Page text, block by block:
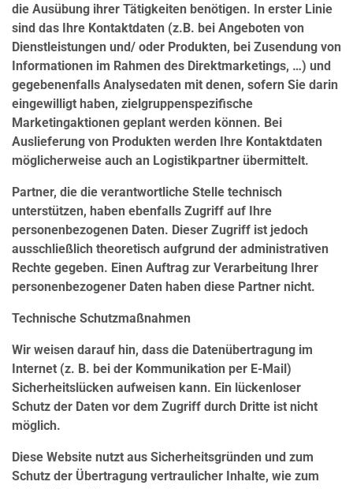
die Ausübung ihrer Tätigkeiten benötigen. In erster Linie
sind das Ihre Kontaktdaten (z.B. bei Angeboten von
Dienstleistungen und/ oder Produkten, bei Zusendung von
Informationen im Rahmen des Direktmarketings, …) und
gegebenenfalls Analysedaten mit denen, sofern Sie darin
eingewilligt haben, zielgruppenspezifische
Marketingaktionen geplant werden können. Bei
Auslieferung von Produkten werden Ihre Kontaktdaten
möglicherweise auch an Logistikpartner übermittelt.
Partner, die die verantwortliche Stelle technisch
unterstützen, haben ebenfalls Zugriff auf Ihre
personenbezogenen Daten. Dieser Zugriff ist jedoch
ausschließlich theoretisch aufgrund der administrativen
Rechte gegeben. Einen Auftrag zur Verarbeitung Ihrer
personenbezogener Daten haben diese Partner nicht.
Technische Schutzmaßnahmen
Wir weisen darauf hin, dass die Datenübertragung im
Internet (z. B. bei der Kommunikation per E-Mail)
Sicherheitslücken aufweisen kann. Ein lückenloser
Schutz der Daten vor dem Zugriff durch Dritte ist nicht
möglich.
Diese Website nutzt aus Sicherheitsgründen und zum
Schutz der Übertragung vertraulicher Inhalte, wie zum